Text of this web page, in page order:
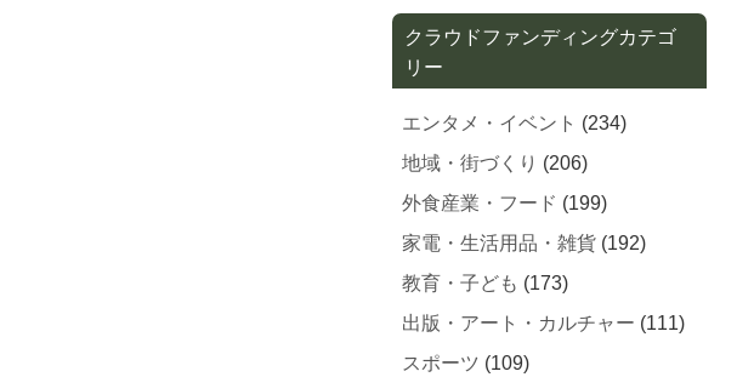
クラウドファンディングカテゴ
リー
エンタメ・イベント (234)
地域・街づくり (206)
外食産業・フード (199)
家電・生活用品・雑貨 (192)
教育・子ども (173)
出版・アート・カルチャー (111)
スポーツ (109)